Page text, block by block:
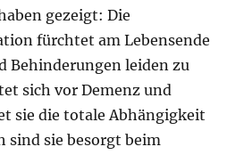
gezeigt: Die
fürchtet am Lebensende
Behinderungen leiden zu
sich vor Demenz und
sie die totale Abhängigkeit
sind sie besorgt beim